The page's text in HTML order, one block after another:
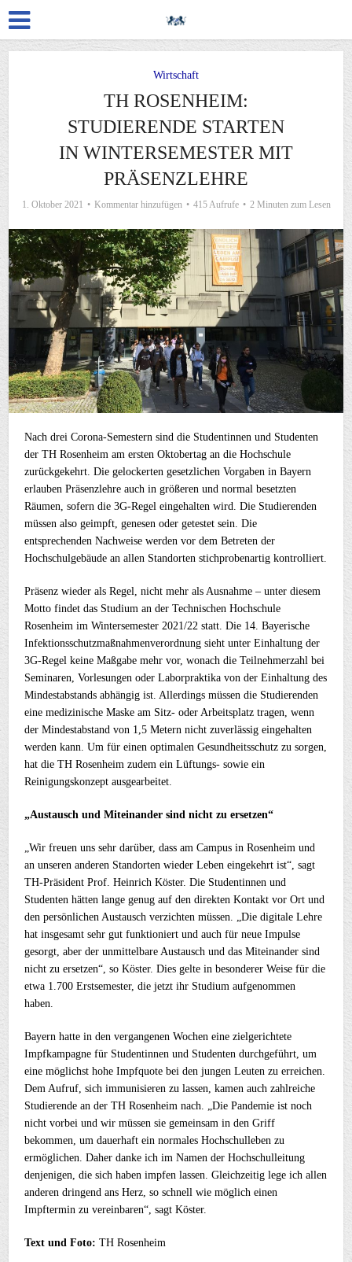
Wirtschaft
TH ROSENHEIM:
STUDIERENDE STARTEN
IN WINTERSEMESTER MIT
PRÄSENZLEHRE
1. Oktober 2021 Kommentar hinzufügen 415 Aufrufe 2 Minuten zum Lesen
Nach drei Corona-Semestern sind die Studentinnen und Studenten
der TH Rosenheim am ersten Oktobertag an die Hochschule
zurückgekehrt. Die gelockerten gesetzlichen Vorgaben in Bayern
erlauben Präsenzlehre auch in größeren und normal besetzten
Räumen, sofern die 3G-Regel eingehalten wird. Die Studierenden
müssen also geimpft, genesen oder getestet sein. Die
entsprechenden Nachweise werden vor dem Betreten der
Hochschulgebäude an allen Standorten stichprobenartig kontrolliert.
Präsenz wieder als Regel, nicht mehr als Ausnahme – unter diesem
Motto findet das Studium an der Technischen Hochschule
Rosenheim im Wintersemester 2021/22 statt. Die 14. Bayerische
Infektionsschutzmaßnahmenverordnung sieht unter Einhaltung der
3G-Regel keine Maßgabe mehr vor, wonach die Teilnehmerzahl bei
Seminaren, Vorlesungen oder Laborpraktika von der Einhaltung des
Mindestabstands abhängig ist. Allerdings müssen die Studierenden
eine medizinische Maske am Sitz- oder Arbeitsplatz tragen, wenn
der Mindestabstand von 1,5 Metern nicht zuverlässig eingehalten
werden kann. Um für einen optimalen Gesundheitsschutz zu sorgen,
hat die TH Rosenheim zudem ein Lüftungs- sowie ein
Reinigungskonzept ausgearbeitet.
„Austausch und Miteinander sind nicht zu ersetzen“
„Wir freuen uns sehr darüber, dass am Campus in Rosenheim und
an unseren anderen Standorten wieder Leben eingekehrt ist“, sagt
TH-Präsident Prof. Heinrich Köster. Die Studentinnen und
Studenten hätten lange genug auf den direkten Kontakt vor Ort und
den persönlichen Austausch verzichten müssen. „Die digitale Lehre
hat insgesamt sehr gut funktioniert und auch für neue Impulse
gesorgt, aber der unmittelbare Austausch und das Miteinander sind
nicht zu ersetzen“, so Köster. Dies gelte in besonderer Weise für die
etwa 1.700 Erstsemester, die jetzt ihr Studium aufgenommen
haben.
Bayern hatte in den vergangenen Wochen eine zielgerichtete
Impfkampagne für Studentinnen und Studenten durchgeführt, um
eine möglichst hohe Impfquote bei den jungen Leuten zu erreichen.
Dem Aufruf, sich immunisieren zu lassen, kamen auch zahlreiche
Studierende an der TH Rosenheim nach. „Die Pandemie ist noch
nicht vorbei und wir müssen sie gemeinsam in den Griff
bekommen, um dauerhaft ein normales Hochschulleben zu
ermöglichen. Daher danke ich im Namen der Hochschulleitung
denjenigen, die sich haben impfen lassen. Gleichzeitig lege ich allen
anderen dringend ans Herz, so schnell wie möglich einen
Impftermin zu vereinbaren“, sagt Köster.
Text und Foto: TH Rosenheim